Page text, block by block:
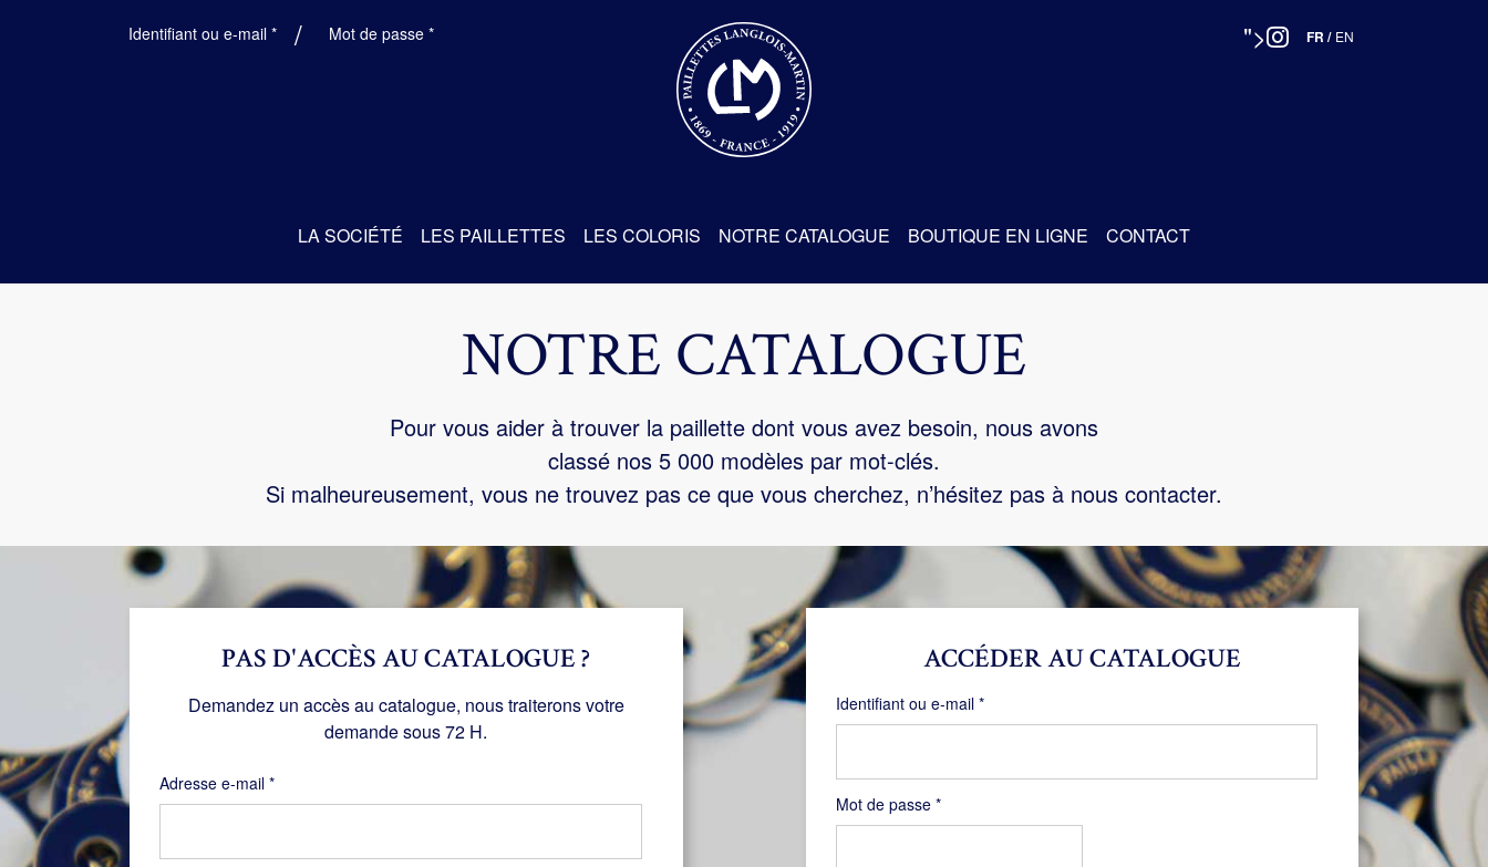
Identifiant ou e-mail *ObligatoireMot de passe *Obligatoire "> FR / EN
LA SOCIÉTÉ LES PAILLETTES LES COLORIS NOTRE CATALOGUE BOUTIQUE EN LIGNE CONTACT
NOTRE CATALOGUE
Pour vous aider à trouver la paillette dont vous avez besoin, nous avons
classé nos 5 000 modèles par mot-clés.
Si malheureusement, vous ne trouvez pas ce que vous cherchez, n’hésitez pas à nous contacter.
ACCÉDER AU CATALOGUE
Identifiant ou e-mail *Obligatoire
Mot de passe *Obligatoire
PAS D'ACCÈS AU CATALOGUE ?
Demandez un accès au catalogue, nous traiterons votre
demande sous 72 H.
Adresse e-mail *Obligatoire